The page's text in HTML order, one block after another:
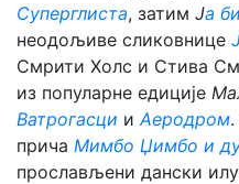
Суперглиста, затим Ја
неодољиве сликовнице
Смрити Холс и Стива
из популарне едиције
Ватрогасци и Аеродром
прича Мимбо Џимбо и
прослављени дански